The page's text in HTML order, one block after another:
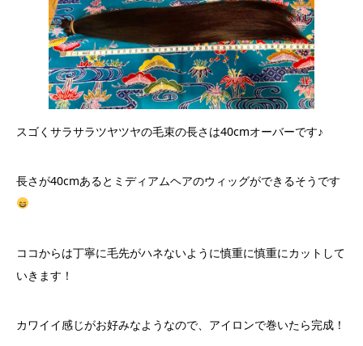
スゴくサラサラツヤツヤの毛束の長さは40cmオーバーです♪
長さが40cmあるとミディアムヘアのウィッグができるそうです
ココからは丁寧に毛先がハネないように慎重に慎重にカットして
いきます！
カワイイ感じがお好みなようなので、アイロンで巻いたら完成！